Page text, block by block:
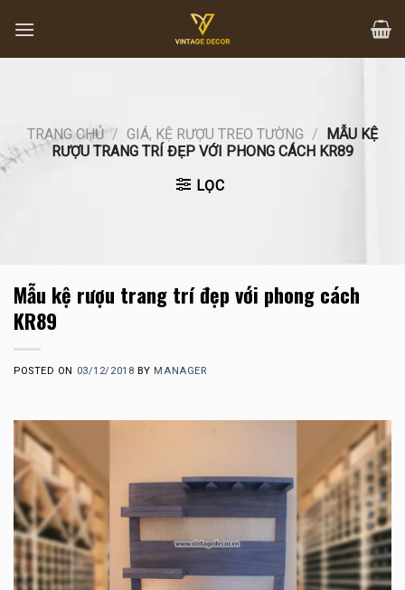
content
TRANG CHỦ / GIÁ, KỆ RƯỢU TREO TƯỜNG /
MẪU KỆ
RƯỢU TRANG TRÍ ĐẸP VỚI PHONG CÁCH KR89
LỌC
Mẫu kệ rượu trang trí đẹp với phong cách
KR89
POSTED ON 03/12/2018 BY MANAGER